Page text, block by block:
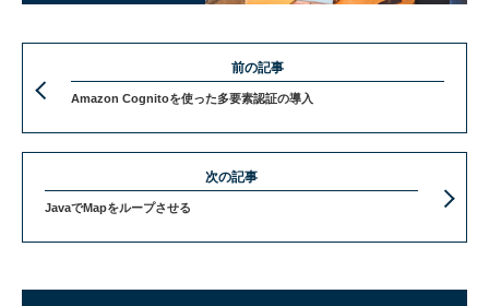
前の記事
Amazon Cognitoを使った多要素認証の導入
次の記事
JavaでMapをループさせる